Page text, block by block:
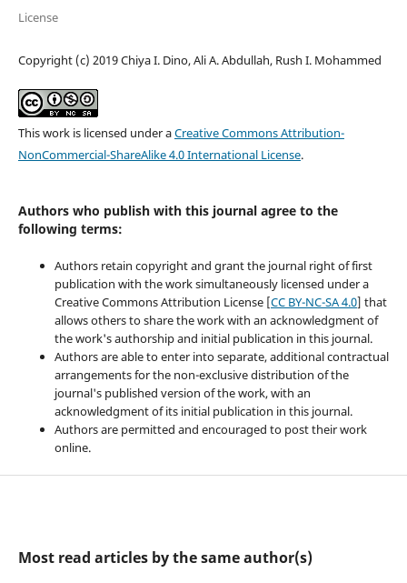
License
Copyright (c) 2019 Chiya I. Dino, Ali A. Abdullah, Rush I. Mohammed
This work is licensed under aCreative Commons Attribution-
NonCommercial-ShareAlike 4.0 International License.
Authors who publish with this journal agree to the
following terms:
Authors retain copyright and grant the journal right of first
publication with the work simultaneously licensed under a
Creative Commons Attribution License [CC BY-NC-SA 4.0] that
allows others to share the work with an acknowledgment of
the work's authorship and initial publication in this journal.
Authors are able to enter into separate, additional contractual
arrangements for the non-exclusive distribution of the
journal's published version of the work, with an
acknowledgment of its initial publication in this journal.
Authors are permitted and encouraged to post their work
online.
Most read articles by the same author(s)